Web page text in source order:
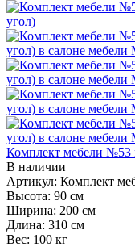
Комплект мебели №53
В наличии
Артикул: Комплект
Высота: 90 см
Ширина: 200 см
Длина: 310 см
Вес: 100 кг